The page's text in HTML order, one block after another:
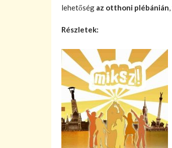
lehetőség az otthoni plébánián
Részletek: